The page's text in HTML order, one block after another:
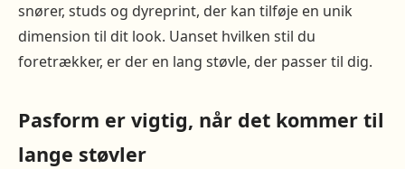
snører, studs og dyreprint, der kan tilføje en unik
dimension til dit look. Uanset hvilken stil du
foretrækker, er der en lang støvle, der passer til dig.
Pasform er vigtig, når det kommer til
lange støvler